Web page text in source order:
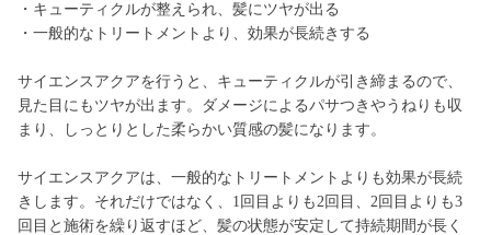
・キューティクルが整えられ、髪にツヤが出る
・一般的なトリートメントより、効果が長続きする
サイエンスアクアを行うと、キューティクルが引き締まるので、
見た目にもツヤが出ます。ダメージによるパサつきやうねりも収
まり、しっとりとした柔らかい質感の髪になります。
サイエンスアクアは、一般的なトリートメントよりも効果が長続
きします。それだけではなく、1回目よりも2回目、2回目よりも3
回目と施術を繰り返すほど、髪の状態が安定して持続期間が長く